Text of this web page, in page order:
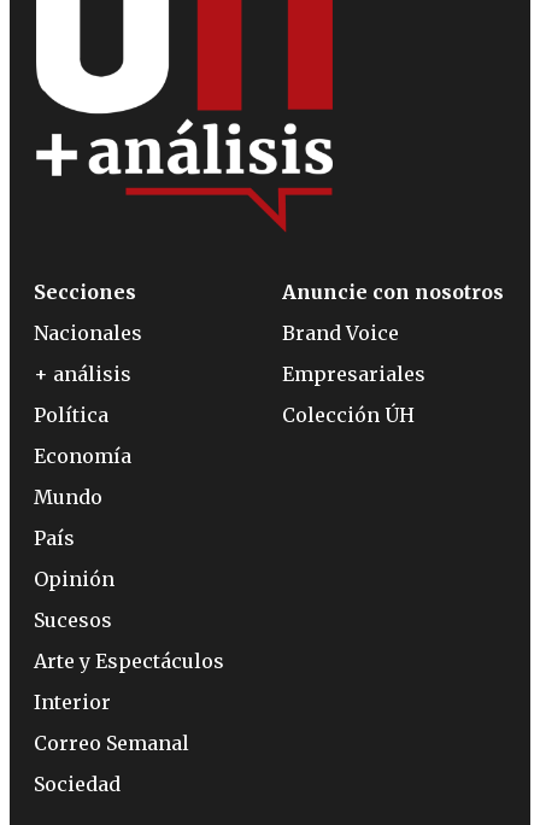
Secciones
Nacionales
+ análisis
Política
Economía
Mundo
País
Opinión
Sucesos
Arte y Espectáculos
Interior
Correo Semanal
Sociedad
Anuncie con nosotros
Brand Voice
Empresariales
Colección ÚH